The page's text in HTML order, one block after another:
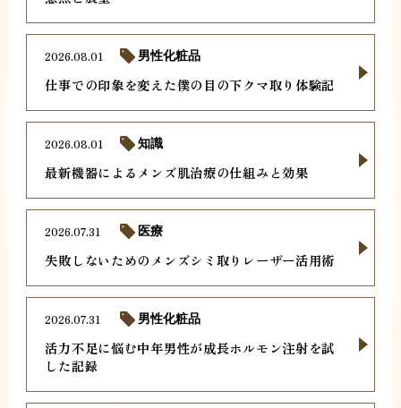
仕事での印象を変えた僕の目の下クマ取り体験記
2026.08.01 男性化粧品
最新機器によるメンズ肌治療の仕組みと効果
2026.08.01 知識
失敗しないためのメンズシミ取りレーザー活用術
2026.07.31 医療
活力不足に悩む中年男性が成長ホルモン注射を試
した記録
2026.07.31 男性化粧品